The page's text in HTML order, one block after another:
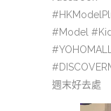
#Model #Kid
週末好去處